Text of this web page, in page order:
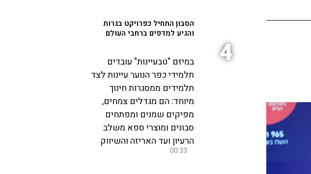
4
הסבון התחיל כפרויקט בגרות
והגיע למדפים ברחבי העולם
במיזם "טבעיינות" עובדים
תלמידי כפר הנוער עיינות לצד
תלמידים ממסגרות חינוך
מיוחד: הם מגדלים צמחים,
מפיקים שמנים ומפתחים
סבונים ומוצרי ספא משלב
הרעיון ועד האריזה והשיווק
00:33